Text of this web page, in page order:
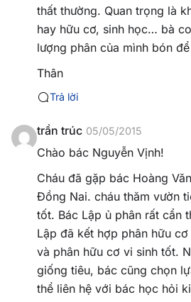
thất thường. Quan trọng là
hay hữu cơ, sinh học… bà
lượng phân của mình bón
Thân
Trả lời
trần trúc 05/05/2015
Chào bác Nguyễn Vịnh!
Cháu đã gặp bác Hoàng
Đồng Nai. cháu thăm vườn
tốt. Bác Lập ủ phân rất cẩn
Lập đã kết hợp phân hữu
và phân hữu cơ vi sinh tốt.
giống tiêu, bác cũng chọn
thể liên hệ với bác học hỏi